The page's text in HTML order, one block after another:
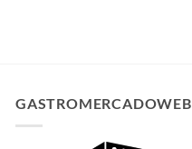
GASTROMERCADOWEB